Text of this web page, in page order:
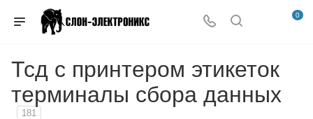
0
Тсд с принтером этикеток
терминалы сбора данных
181